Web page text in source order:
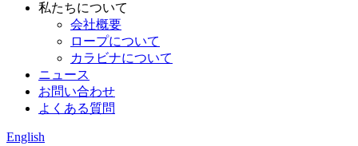
私たちについて
会社概要
ロープについて
カラビナについて
ニュース
お問い合わせ
よくある質問
English